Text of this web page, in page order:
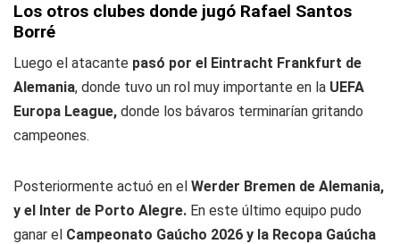
Los otros clubes donde jugó Rafael Santos
Borré
Luego el atacante pasó por el Eintracht Frankfurt de
Alemania, donde tuvo un rol muy importante en la UEFA
Europa League, donde los bávaros terminarían gritando
campeones.
Posteriormente actuó en el Werder Bremen de Alemania,
y el Inter de Porto Alegre. En este último equipo pudo
ganar el Campeonato Gaúcho 2026 y la Recopa Gaúcha